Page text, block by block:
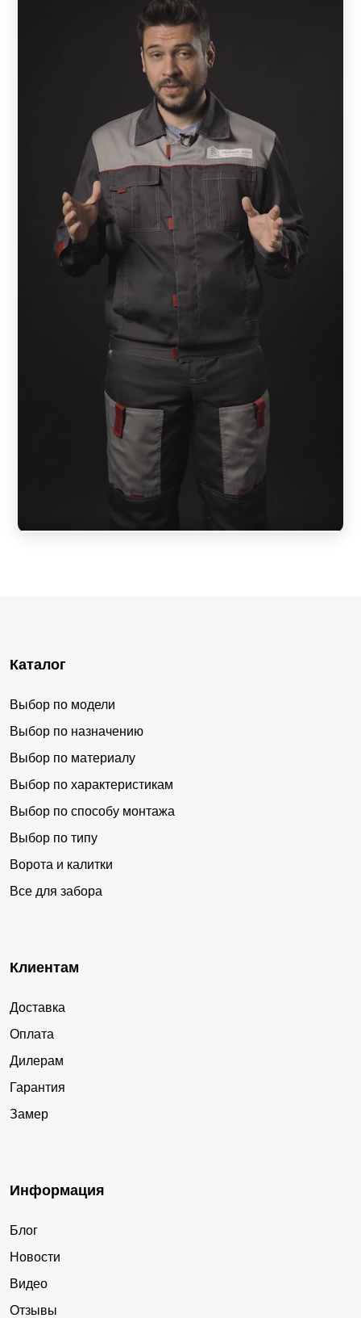
Каталог
Выбор по модели
Выбор по назначению
Выбор по материалу
Выбор по характеристикам
Выбор по способу монтажа
Выбор по типу
Ворота и калитки
Все для забора
Клиентам
Доставка
Оплата
Дилерам
Гарантия
Замер
Информация
Блог
Новости
Видео
Отзывы